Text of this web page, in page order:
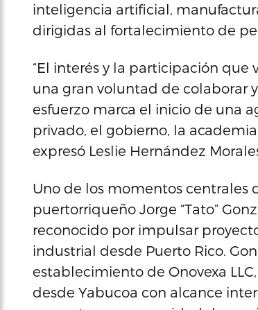
inteligencia artificial,
dirigidas al fortalecimiento de
“El interés y la participación
una gran voluntad de colaborar
esfuerzo marca el inicio de una
privado, el gobierno, la
expresó Leslie Hernández
Uno de los momentos
puertorriqueño Jorge “Tato”
reconocido por impulsar
industrial desde Puerto Rico.
establecimiento de Onovexa
desde Yabucoa con alcance